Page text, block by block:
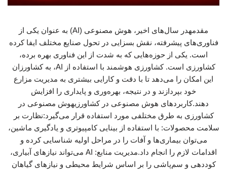
مقدمهدر سال‌های اخیر، هوش مصنوعی (AI) به عنوان یکی از
فناوری‌های پیشرفته، نقش بسزایی در تحول صنایع مختلف ایفا کرده
است. یکی از حوزه‌هایی که به شدت از این فناوری بهره برده،
کشاورزی است. کشاورزی هوشمند با استفاده از AI، به کشاورزان
این امکان را می‌دهد تا با دقت و کارایی بیشتری به مدیریت مزارع
خود بپردازند و در نتیجه، بهره‌وری و پایداری را افزایش
دهند.کاربردهای هوش مصنوعی در کشاورزیهوش مصنوعی در
کشاورزی به طرق مختلفی مورد استفاده قرار می‌گیرد:نظارت بر
سلامت محصولات: با استفاده از بینایی کامپیوتری و یادگیری ماشین،
می‌توان بیماری‌ها و آفات را در مراحل اولیه شناسایی کرده و
اقدامات لازم را انجام داد.مدیریت منابع: AI می‌تواند نیازهای آبیاری،
کوددهی و سم‌پاشی را بر اساس شرایط محیطی و نیازهای گیاهان